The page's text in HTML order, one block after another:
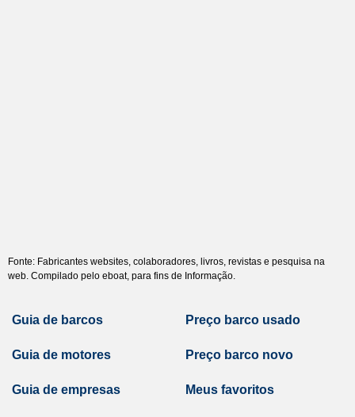
Fonte: Fabricantes websites, colaboradores, livros, revistas e pesquisa na
web. Compilado pelo eboat, para fins de Informação.
Guia de barcos
Guia de motores
Guia de empresas
Preço barco usado
Preço barco novo
Meus favoritos